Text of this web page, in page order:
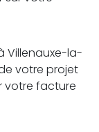
Villenauxe-la-
votre projet
votre facture